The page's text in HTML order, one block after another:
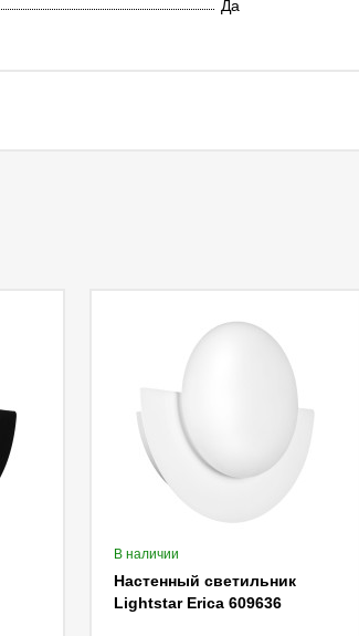
Да
В наличии
Настенный светильник
Lightstar Erica 609636